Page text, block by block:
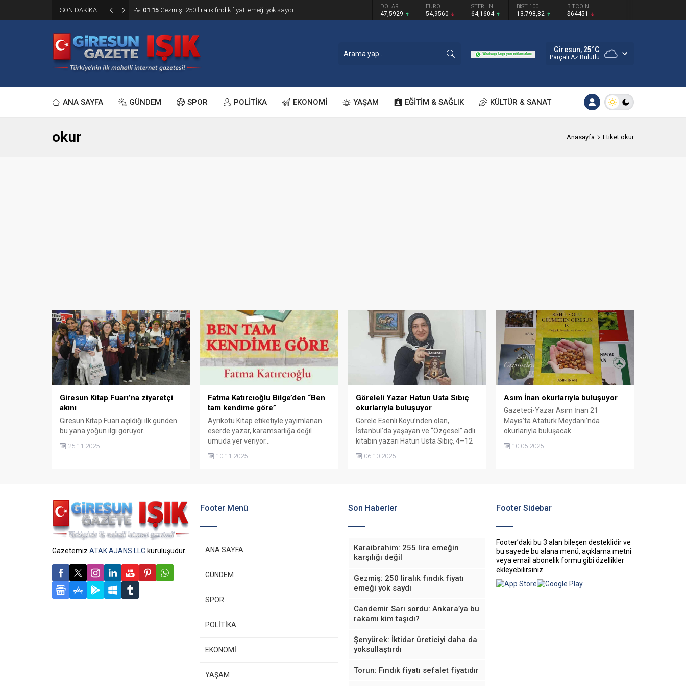
SON DAKİKA 01:15 Gezmiş: 250 liralık fındık fiyatı emeği yok saydı DOLAR
47,5929
EURO
54,9560
STERLİN
64,1604
BIST 100
13.798,82
BITCOIN
$64451
Giresun, 25°C
Parçalı Az Bulutlu
ANA SAYFA GÜNDEM SPOR POLİTİKA EKONOMİ YAŞAM EĞİTİM & SAĞLIK KÜLTÜR & SANAT
okur Anasayfa Etiket:okur
Giresun Kitap Fuarı’na ziyaretçi
akını
Giresun Kitap Fuarı açıldığı ilk günden
bu yana yoğun ilgi görüyor.
25.11.2025
Fatma Katırcıoğlu Bilge’den “Ben
tam kendime göre”
Ayrıkotu Kitap etiketiyle yayımlanan
eserde yazar, karamsarlığa değil
umuda yer veriyor…
10.11.2025
Göreleli Yazar Hatun Usta Sıbıç
okurlarıyla buluşuyor
Görele Esenli Köyü’nden olan,
İstanbul’da yaşayan ve “Özgesel” adlı
kitabın yazarı Hatun Usta Sıbıç, 4–12
Ekim 2025 tarihleri arasında Kocaeli
Kongre Merkezi’nde düzenlenecek
06.10.2025
Asım İnan okurlarıyla buluşuyor
Gazeteci-Yazar Asım İnan 21
Mayıs’ta Atatürk Meydanı’nda
okurlarıyla buluşacak
10.05.2025
Gazetemiz ATAK AJANS LLC kuruluşudur.
Footer Menü
ANA SAYFA
GÜNDEM
SPOR
POLİTİKA
EKONOMİ
YAŞAM
Son Haberler
Karaibrahim: 255 lira emeğin
karşılığı değil
Gezmiş: 250 liralık fındık fiyatı
emeği yok saydı
Candemir Sarı sordu: Ankara’ya bu
rakamı kim taşıdı?
Şenyürek: İktidar üreticiyi daha da
yoksullaştırdı
Torun: Fındık fiyatı sefalet fiyatıdır
Footer Sidebar
Footer’daki bu 3 alan bileşen desteklidir ve
bu sayede bu alana menü, açıklama metni
veya email abonelik formu gibi özellikler
ekleyebilirsiniz.